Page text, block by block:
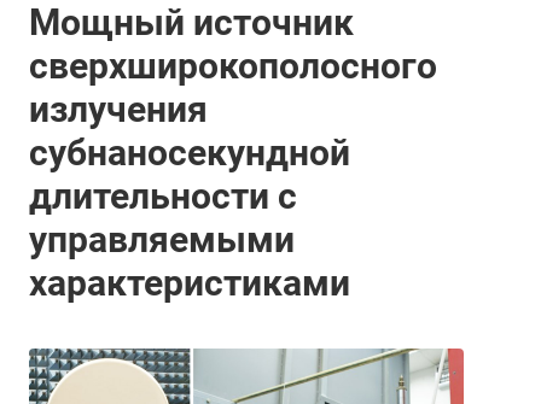
Мощный источник
сверхширокополосного
излучения
субнаносекундной
длительности с
управляемыми
характеристиками